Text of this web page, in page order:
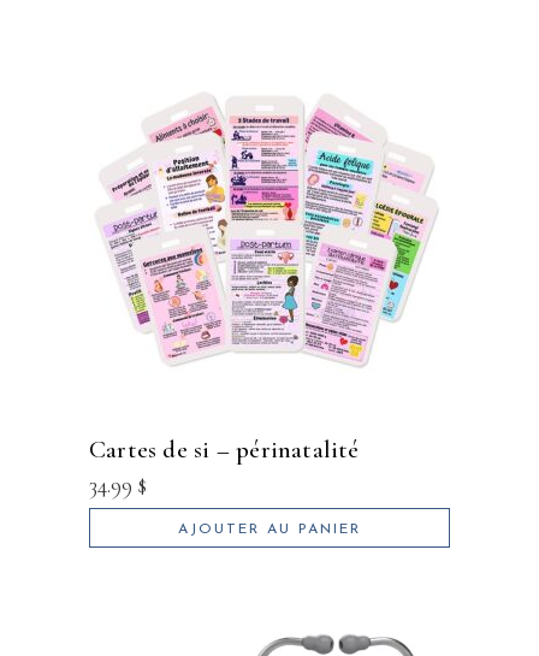
cartes de si – périnatalité
34.99 $
AJOUTER AU PANIER